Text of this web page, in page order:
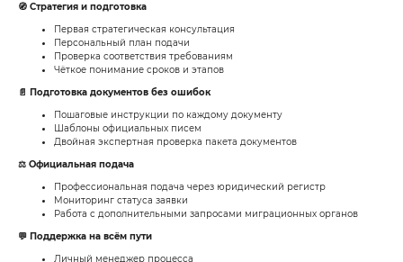
🧭 Стратегия и подготовка
Первая стратегическая консультация
Персональный план подачи
Проверка соответствия требованиям
Чёткое понимание сроков и этапов
📄 Подготовка документов без ошибок
Пошаговые инструкции по каждому документу
Шаблоны официальных писем
Двойная экспертная проверка пакета документов
⚖️ Официальная подача
Профессиональная подача через юридический регистр
Мониторинг статуса заявки
Работа с дополнительными запросами миграционных органов
💬 Поддержка на всём пути
Личный менеджер процесса